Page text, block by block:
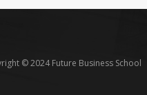
© 2024 Future Business School